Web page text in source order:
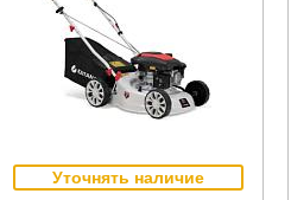
Уточнять наличие